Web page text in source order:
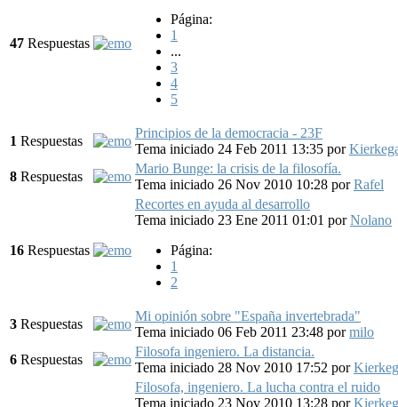
47 Respuestas
Página:
1
...
3
4
5
1 Respuestas
Principios de la democracia - 23F
Tema iniciado 24 Feb 2011 13:35 por
8 Respuestas
Mario Bunge: la crisis de la filosofía.
Tema iniciado 26 Nov 2010 10:28 porRafel
16 Respuestas
Recortes en ayuda al desarrollo
Tema iniciado 23 Ene 2011 01:01 porNolano
Página:
1
2
3 Respuestas
Mi opinión sobre "España invertebrada"
Tema iniciado 06 Feb 2011 23:48 pormilo
6 Respuestas
Filosofa ingeniero. La distancia.
Tema iniciado 28 Nov 2010 17:52 por
Filosofa, ingeniero. La lucha contra el ruido
Tema iniciado 23 Nov 2010 13:28 por